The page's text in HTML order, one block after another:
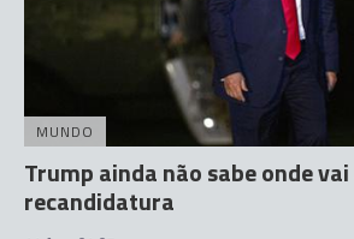
MUNDO
Trump ainda não sabe onde
recandidatura